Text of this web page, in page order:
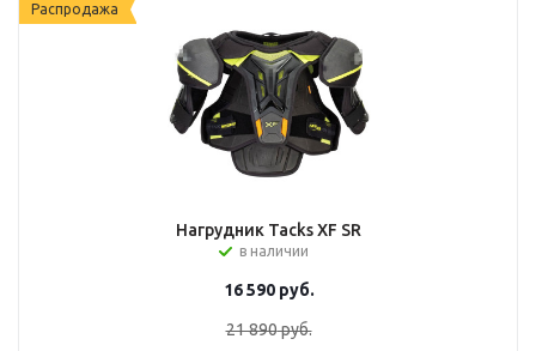
Распродажа
Нагрудник Tacks XF SR
в наличии
16 590руб.
21 890руб.